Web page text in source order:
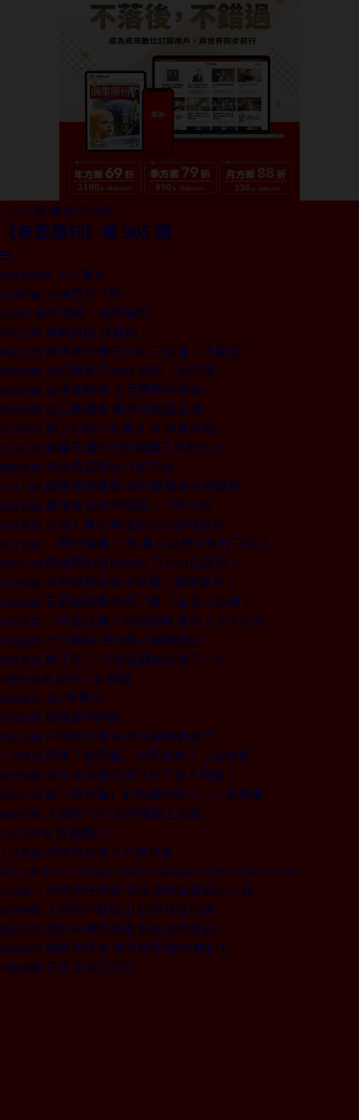
上一期 賺未來的錢
《商業周刊》第 905 期
總編輯的話 人小書大
石頭評論 東南西北「中」
去梯言 最好時機、最壞局面
焦點人物 哥哥說的 我都聽！
焦點人物 做事業就像日本兵 只能進，不能退！
焦點新聞 徐旭東拿下太百 被指「黑吃黑」
焦點新聞 遠東進駐後 太百債務卻增加
焦點新聞 投信衝規模 衝到內部起爭議
全球話題 迪士尼執行長選才秀 純屬作戲？
全球話題 動畫王國的沉默新國王挑戰不小
關鍵數字 美國資產吸金力道不減
台北耳語 國票金的歸屬 藏在美麗華百樂園裡
投資焦點 建華金合併案關鍵二十四小時
投資焦點 台灣人養出美國股市的超級飆股
投資焦點 「喬治瑪麗」 後 萬泰銀趕快幫自己嫁掉
焦點人物 陳維昭的治校成績 只有自己滿意？
科技風雲 半導體通路業出現第二個葉素菲？
科技風雲 王振堂與蘭奇開了間 「密會小套房 」
科技風雲 「光會跌價」的光碟機 產業人才大出走
科技風雲 社交網站 把你的人脈變錢脈
科技風雲 磨十年工 小燈管磨成台灣第一大
施振榮專欄 創新力是關鍵
封面故事 第2種學位
封面故事 鑑價金字招牌
特別企劃 中國和印度 未來發展變數最大
人物專訪 四萬「變形蟲」大軍創造十三倍成長
產業風雲 百年老店德記洋行買了個大烏龍？
焦點人物 對「滴答聲」的熱情創造二十八億業績
焦點新聞 大膽賭十年 港商稱霸上海灘
柯承恩專欄 真誠關心
大陸焦點 北京放棄商人治港政策
英文無所不談 Iindependencendependence Secession
經濟學人 找親信任總裁 布希把世銀當政治工具
國際視窗 人民幣不動如山 亞洲貨幣叫苦
國際視窗 奧斯卡頒獎典禮 變成收視毒藥？
國際視窗 網路泡沫後 創投瞄準嬰兒潮世代
商周書摘 下意識成功法則